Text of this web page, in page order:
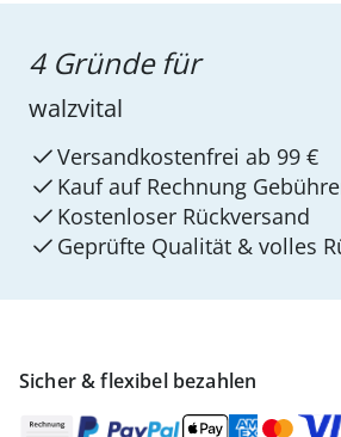
Sicher & flexibel bezahlen
4 Gründe für
walzvital
Versandkostenfrei ab 99 €
Kauf auf Rechnung
Kostenloser Rückversand
Geprüfte Qualität & volles